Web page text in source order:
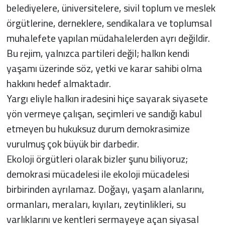
belediyelere, üniversitelere, sivil toplum ve meslek
örgütlerine, derneklere, sendikalara ve toplumsal
muhalefete yapılan müdahalelerden ayrı değildir.
Bu rejim, yalnızca partileri değil; halkın kendi
yaşamı üzerinde söz, yetki ve karar sahibi olma
hakkını hedef almaktadır.
Yargı eliyle halkın iradesini hiçe sayarak siyasete
yön vermeye çalışan, seçimleri ve sandığı kabul
etmeyen bu hukuksuz durum demokrasimize
vurulmuş çok büyük bir darbedir.
Ekoloji örgütleri olarak bizler şunu biliyoruz;
demokrasi mücadelesi ile ekoloji mücadelesi
birbirinden ayrılamaz. Doğayı, yaşam alanlarını,
ormanları, meraları, kıyıları, zeytinlikleri, su
varlıklarını ve kentleri sermayeye açan siyasal